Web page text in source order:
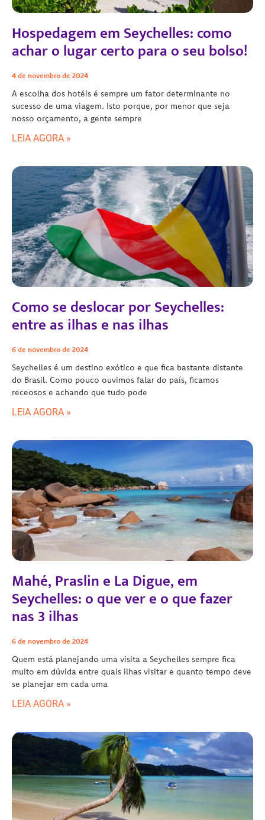
Hospedagem em Seychelles: como
achar o lugar certo para o seu bolso!
4 de novembro de 2024
A escolha dos hotéis é sempre um fator determinante no
sucesso de uma viagem. Isto porque, por menor que seja
nosso orçamento, a gente sempre
LEIA AGORA »
Como se deslocar por Seychelles:
entre as ilhas e nas ilhas
6 de novembro de 2024
Seychelles é um destino exótico e que fica bastante distante
do Brasil. Como pouco ouvimos falar do país, ficamos
receosos e achando que tudo pode
LEIA AGORA »
Mahé, Praslin e La Digue, em
Seychelles: o que ver e o que fazer
nas 3 ilhas
6 de novembro de 2024
Quem está planejando uma visita a Seychelles sempre fica
muito em dúvida entre quais ilhas visitar e quanto tempo deve
se planejar em cada uma
LEIA AGORA »